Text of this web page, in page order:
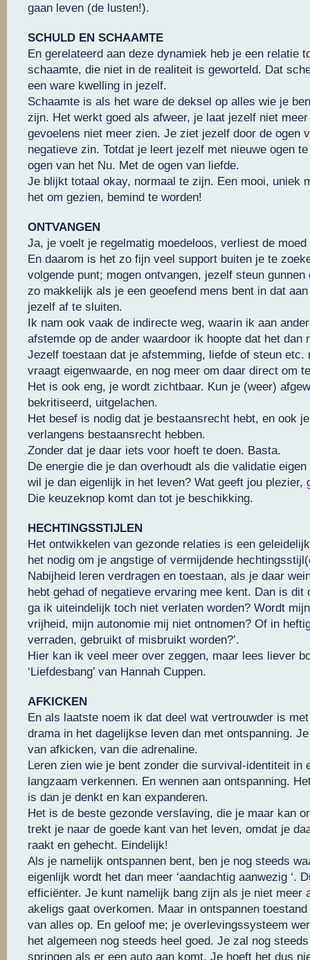
gaan leven (de lusten!).
SCHULD EN SCHAAMTE
En gerelateerd aan deze dynamiek heb je een relatie
schaamte, die niet in de realiteit is geworteld. Dat
een ware kwelling in jezelf.
Schaamte is als het ware de deksel op alles wie je
zijn. Het werkt goed als afweer, je laat jezelf niet
gevoelens niet meer zien. Je ziet jezelf door de ogen
negatieve zin. Totdat je leert jezelf met nieuwe ogen
ogen van het Nu. Met de ogen van liefde.
Je blijkt totaal okay, normaal te zijn. Een mooi, uniek
het om gezien, bemind te worden!
ONTVANGEN
Ja, je voelt je regelmatig moedeloos, verliest de
En daarom is het zo fijn veel support buiten je te
volgende punt; mogen ontvangen, jezelf steun
zo makkelijk als je een geoefend mens bent in dat
jezelf af te sluiten.
Ik nam ook vaak de indirecte weg, waarin ik aan
afstemde op de ander waardoor ik hoopte dat het dan
Jezelf toestaan dat je afstemming, liefde of steun etc.
vraagt eigenwaarde, en nog meer om daar direct om
Het is ook eng, je wordt zichtbaar. Kun je (weer)
bekritiseerd, uitgelachen.
Het besef is nodig dat je bestaansrecht hebt, en ook
verlangens bestaansrecht hebben.
Zonder dat je daar iets voor hoeft te doen. Basta.
De energie die je dan overhoudt als die validatie
wil je dan eigenlijk in het leven? Wat geeft jou plezier,
Die keuzeknop komt dan tot je beschikking.
HECHTINGSSTIJLEN
Het ontwikkelen van gezonde relaties is een
het nodig om je angstige of vermijdende
Nabijheid leren verdragen en toestaan, als je daar
hebt gehad of negatieve ervaring mee kent. Dan is dit
ga ik uiteindelijk toch niet verlaten worden? Wordt
vrijheid, mijn autonomie mij niet ontnomen? Of in
verraden, gebruikt of misbruikt worden?’.
Hier kan ik veel meer over zeggen, maar lees liever
‘Liefdesbang’ van Hannah Cuppen.
AFKICKEN
En als laatste noem ik dat deel wat vertrouwder is
drama in het dagelijkse leven dan met ontspanning.
van afkicken, van die adrenaline.
Leren zien wie je bent zonder die survival-identiteit in
langzaam verkennen. En wennen aan ontspanning.
is dan je denkt en kan expanderen.
Het is de beste gezonde verslaving, die je maar kan
trekt je naar de goede kant van het leven, omdat je
raakt en gehecht. Eindelijk!
Als je namelijk ontspannen bent, ben je nog steeds
eigenlijk wordt het dan meer ‘aandachtig aanwezig ‘.
efficiënter. Je kunt namelijk bang zijn als je niet meer
akeligs gaat overkomen. Maar in ontspannen
van alles op. En geloof me; je overlevingssysteem
het algemeen nog steeds heel goed. Je zal nog
springen als er een auto aan komt. Je hoeft het dus